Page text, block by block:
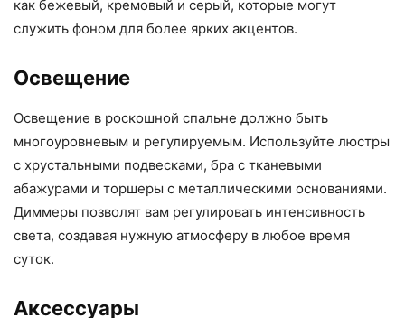
как бежевый, кремовый и серый, которые могут
служить фоном для более ярких акцентов.
Освещение
Освещение в роскошной спальне должно быть
многоуровневым и регулируемым. Используйте люстры
с хрустальными подвесками, бра с тканевыми
абажурами и торшеры с металлическими основаниями.
Диммеры позволят вам регулировать интенсивность
света, создавая нужную атмосферу в любое время
суток.
Аксессуары